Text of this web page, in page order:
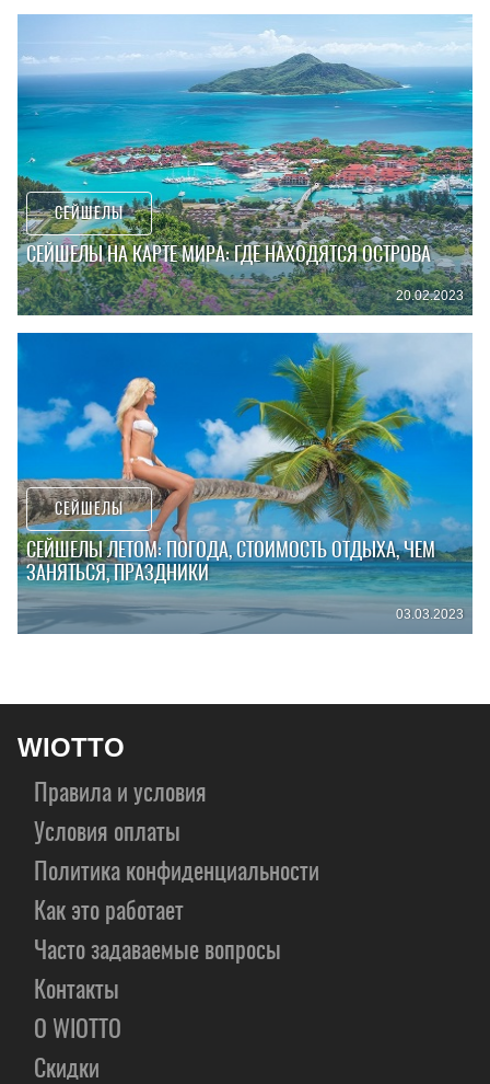
СЕЙШЕЛЫ
СЕЙШЕЛЫ НА КАРТЕ МИРА: ГДЕ НАХОДЯТСЯ ОСТРОВА
20.02.2023
СЕЙШЕЛЫ
СЕЙШЕЛЫ ЛЕТОМ: ПОГОДА, СТОИМОСТЬ ОТДЫХА, ЧЕМ
ЗАНЯТЬСЯ, ПРАЗДНИКИ
03.03.2023
WIOTTO
Правила и условия
Условия оплаты
Политика конфиденциальности
Как это работает
Часто задаваемые вопросы
Контакты
О WIOTTO
Скидки